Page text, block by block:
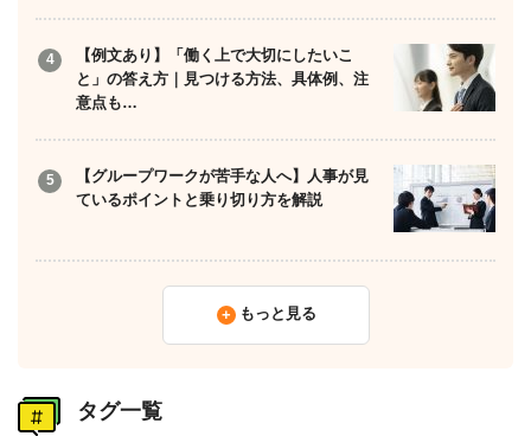
【例文あり】「働く上で大切にしたいこ
と」の答え方｜見つける方法、具体例、注
意点も…
【グループワークが苦手な人へ】人事が見
ているポイントと乗り切り方を解説
もっと見る
タグ一覧